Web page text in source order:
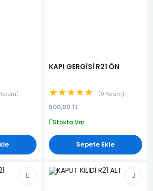
KAPI GERGİSİ R21 ÖN
★★★★★ 0 Yorum
500,00 TL
Stokta Var
Sepete Ekle